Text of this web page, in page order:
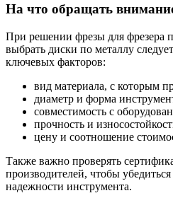
На что обращать
При решении фрезы для фрезера
выбрать диски по металлу
ключевых факторов:
вид материала, с которым
диаметр и форма
совместимость с
прочность и
цену и соотношение
Также важно проверять
производителей, чтобы
надежности инструмента.